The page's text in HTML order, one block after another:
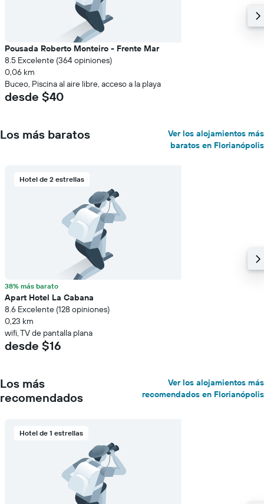
Pousada Roberto Monteiro - Frente Mar
8.5 Excelente (364 opiniones)
0,06 km
Buceo, Piscina al aire libre, acceso a la playa
desde $40
Los más baratos
Ver los alojamientos más
baratos en Florianópolis
Hotel de 2 estrellas
38% más barato
Apart Hotel La Cabana
8.6 Excelente (128 opiniones)
0,23 km
wifi, TV de pantalla plana
desde $16
Los más
recomendados
Ver los alojamientos más
recomendados en Florianópolis
Hotel de 1 estrellas